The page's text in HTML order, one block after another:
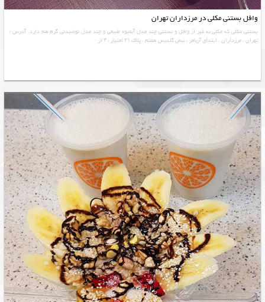
وافل بستنی مکلی در مرزداران تهران
بستنی مکلی که مکلی به غیر از وافل و بستنی چند مدل آبمیوه طبیعی و چند مدل نوشیدنی گرم هم دارد. آدرس :
تهران ، مرزداران ، ابتدای آریافر ، نبش گلدیس هفتم ، پلاک ۲۱ امتیاز : ۳ از